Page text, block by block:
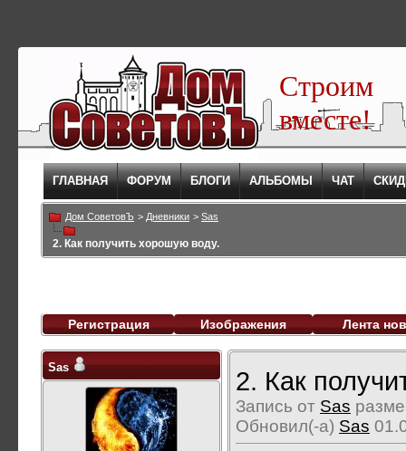
Строим
вместе!
ГЛАВНАЯ ФОРУМ БЛОГИ АЛЬБОМЫ ЧАТ
Дом СоветовЪ > Дневники > Sas
2. Как получить хорошую воду.
Регистрация Изображения Лента
2. Как
Запись от Sas
Обновил(-а) Sas
Sas